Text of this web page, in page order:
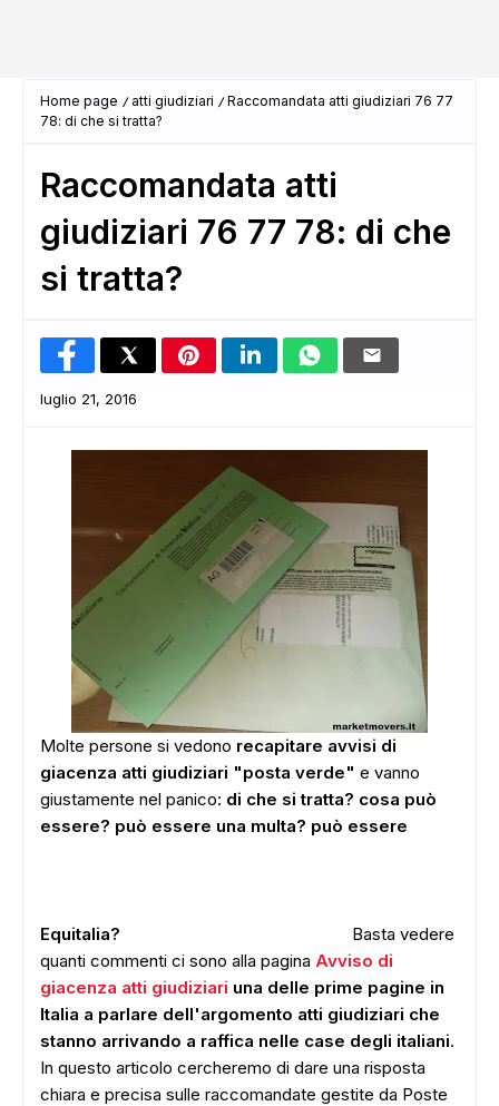
Home page atti giudiziari
Raccomandata atti giudiziari 76 77
78: di che si tratta?
Raccomandata atti
giudiziari 76 77 78: di che
si tratta?
luglio 21, 2016
Molte persone si vedono recapitare avvisi di
giacenza atti giudiziari "posta verde" e vanno
giustamente nel panico: di che si tratta? cosa può
essere? può essere una multa? può essere
Equitalia?
Basta vedere
quanti commenti ci sono alla pagina Avviso di
giacenza atti giudiziari una delle prime pagine in
Italia a parlare dell'argomento atti giudiziari che
stanno arrivando a raffica nelle case degli italiani.
In questo articolo cercheremo di dare una risposta
chiara e precisa sulle raccomandate gestite da Poste